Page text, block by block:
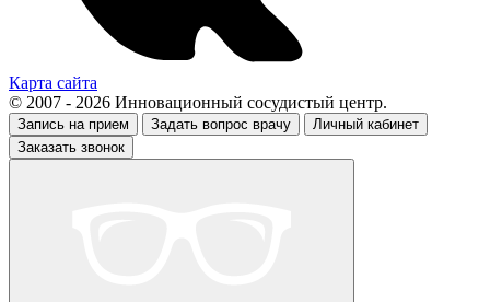
Карта сайта
© 2007 - 2026 Инновационный сосудистый центр.
Запись на прием Задать вопрос врачу
Личный кабинет
Заказать звонок